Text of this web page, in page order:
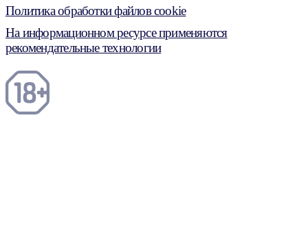
Политика обработки файлов cookie
На информационном ресурсе применяются
рекомендательные технологии